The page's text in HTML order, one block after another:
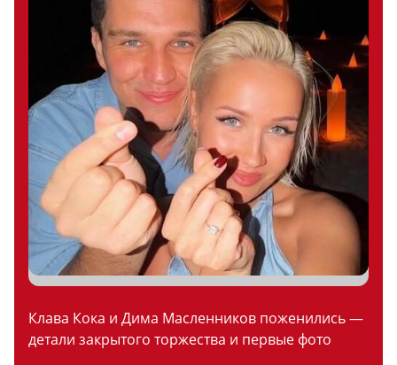
Клава Кока и Дима Масленников поженились —
детали закрытого торжества и первые фото